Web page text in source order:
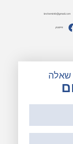
lesheminfo@gmail.com
פייסבוק
שאלה